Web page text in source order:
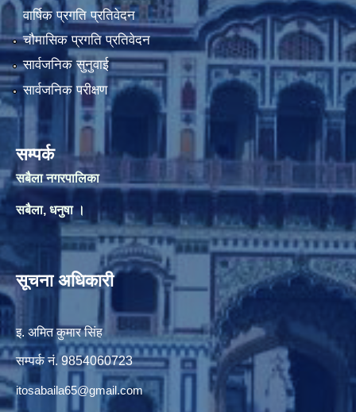
वार्षिक प्रगति प्रतिवेदन
चौमासिक प्रगति प्रतिवेदन
सार्वजनिक सुनुवाई
सार्वजनिक परीक्षण
सम्पर्क
सबैला नगरपालिका
सबैला, धनुषा ।
सूचना अधिकारी
इ. अमित कुमार सिंह
सम्पर्क नं. 9854060723
itosabaila65@gmail.com